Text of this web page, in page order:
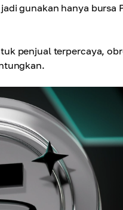
gunakan hanya bursa
penjual terpercaya,